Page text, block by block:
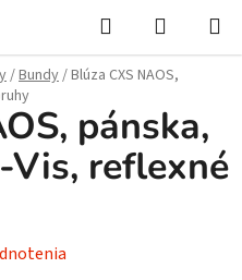
Hľadať
KOŠÍK
/Bundy/Blúza CXS NAOS,
pánska,
reflexné